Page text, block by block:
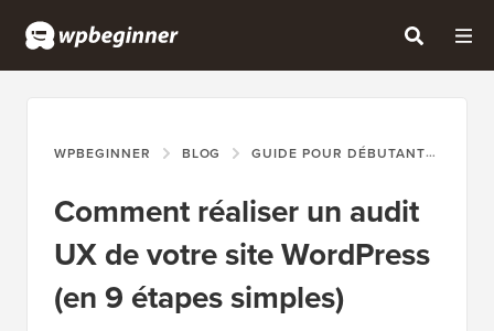
WPBEGINNER BLOG GUIDE POUR DÉBUTANTS
Comment réaliser un audit
UX de votre site WordPress
(en 9 étapes simples)